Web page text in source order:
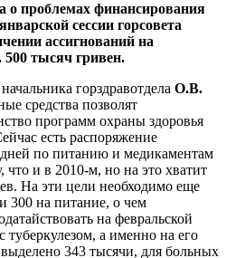
о проблемах финансирования
сессии горсовета
ассигнований на
500 тысяч гривен.
горздравотдела О.В.
средства позволят
программ охраны здоровья
есть распоряжение
дней по питанию и медикаментам
и в 2010-м, но на это хватит
На эти цели необходимо еще
300 на питание, о чем
на февральской
туберкулезом, а именно на его
343 тысячи, для больных